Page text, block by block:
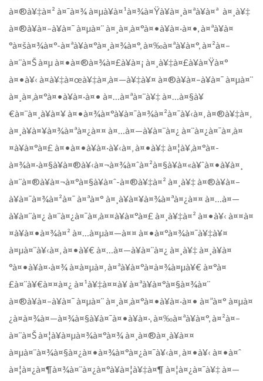
à¤®à¥‡à¤² à¤¯à¤¾ à¤µà¥à¤¹à¤¾à¤Ÿà¥à¤¸à¤ªà¥à¤ª à¤¸à¥‡
à¤®à¥à¤–à¥à¤¯ à¤µà¤¨ à¤¸à¤‚à¤°à¤•à¥à¤·à¤•, à¤ªà¥à¤
°à¤šà¤¾à¤°-à¤ªà¥à¤°à¤¸à¤¾à¤°, à¤‰à¤ªà¥à¤°, à¤²à¤–
à¤¨à¤Š à¤µ à¤•à¤®à¤¾à¤£à¥à¤¡ à¤¸à¥‡à¤£à¥à¤Ÿà¤°
à¤•à¥‹ à¤­à¥‡à¤œà¥‡à¤‚à¤—à¥‡à¥¤ à¤®à¥à¤–à¥à¤¯ à¤µà¤¨
à¤¸à¤‚à¤°à¤•à¥à¤·à¤• à¤…à¤ªà¤¨à¥‡ à¤…à¤§à¥
€à¤¨à¤¸à¥à¤¥ à¤•à¤¾à¤°à¥à¤¯à¤¾à¤²à¤¯à¥‹à¤‚ à¤®à¥‡à¤‚
à¤¸à¥à¤¥à¤¾à¤ªà¤¿à¤¤ à¤…à¤—à¥à¤¨à¤¿ à¤¨à¤¿à¤¯à¤‚à¤
¤à¥à¤°à¤£ à¤•à¤•à¥à¤·à¥‹à¤‚ à¤•à¥‡ à¤¦à¥‚à¤°à¤­
à¤¾à¤·à¤§à¥à¤®à¥‹à¤¬à¤¾à¤ˆà¤²à¤§à¥à¤«à¥ˆà¤•à¥à¤¸
à¤¨à¤®à¥à¤¬à¤°à¤§à¥à¤ˆ-à¤®à¥‡à¤² à¤¸à¥‡ à¤®à¥à¤–
à¥à¤¯à¤¾à¤²à¤¯ à¤ªà¤° à¤¸à¥à¤¥à¤¾à¤ªà¤¿à¤¤ à¤…à¤—
à¥à¤¨à¤¿ à¤¨à¤¿à¤¯à¤‚à¤¤à¥à¤°à¤£ à¤¸à¥‡à¤² à¤•à¥‹ à¤¤à¤
¤à¥à¤•à¤¾à¤² à¤…à¤µà¤—à¤¤ à¤•à¤°à¤¾à¤¯à¥‡à¥¤
à¤µà¤¨à¥‹à¤‚ à¤•à¥€ à¤…à¤—à¥à¤¨à¤¿ à¤¸à¥‡ à¤¸à¥à¤
°à¤•à¥à¤·à¤¾ à¤à¤µà¤‚ à¤ªà¥à¤°à¤­à¤¾à¤µà¥€ à¤°à¤
£à¤¨à¥€à¤¤à¤¿ à¤¹à¥‡à¤¤à¥ à¤ªà¥à¤°à¤§à¤¾à¤¨
à¤®à¥à¤–à¥à¤¯ à¤µà¤¨ à¤¸à¤‚à¤°à¤•à¥à¤·à¤• à¤”à¤° à¤µà¤
¿à¤­à¤¾à¤—à¤¾à¤§à¥à¤¯à¤•à¥à¤·, à¤‰à¤ªà¥à¤°, à¤²à¤–
à¤¨à¤Š à¤¦à¥à¤µà¤¾à¤°à¤¾ à¤¸à¤®à¤¸à¥à¤¤
à¤µà¤¨à¤¾à¤§à¤¿à¤•à¤¾à¤°à¤¿à¤¯à¥‹à¤‚ à¤•à¥‹ à¤•à¤ˆ
à¤¦à¤¿à¤¶à¤¾à¤¨à¤¿à¤°à¥à¤¦à¥‡à¤¶ à¤¦à¤¿à¤¯à¥‡ à¤—